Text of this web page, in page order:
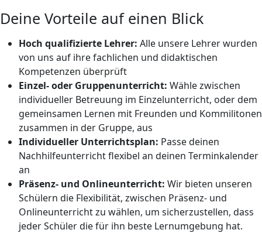
Deine Vorteile auf einen Blick
Hoch qualifizierte Lehrer: Alle unsere Lehrer wurden
von uns auf ihre fachlichen und didaktischen
Kompetenzen überprüft
Einzel- oder Gruppenunterricht: Wähle zwischen
individueller Betreuung im Einzelunterricht, oder dem
gemeinsamen Lernen mit Freunden und Kommilitonen
zusammen in der Gruppe, aus
Individueller Unterrichtsplan: Passe deinen
Nachhilfeunterricht flexibel an deinen Terminkalender
an
Präsenz- und Onlineunterricht: Wir bieten unseren
Schülern die Flexibilität, zwischen Präsenz- und
Onlineunterricht zu wählen, um sicherzustellen, dass
jeder Schüler die für ihn beste Lernumgebung hat.